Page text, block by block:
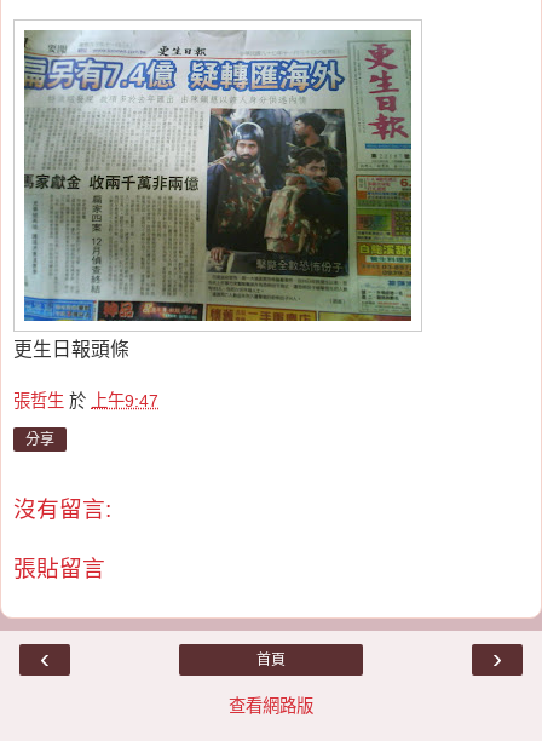
更生日報頭條
張哲生 於 上午9:47
分享
沒有留言:
張貼留言
‹ ›
首頁
查看網路版